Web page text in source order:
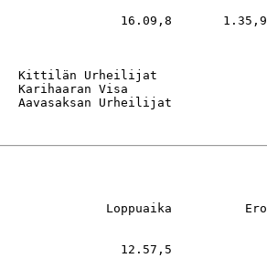
16.09,8       1.35,9
Kittilän Urheilijat
Karihaaran Visa
Loppuaika          Ero
12.57,5